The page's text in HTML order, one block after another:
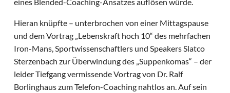
eines Blended-Coaching-Ansatzes auflösen würde.
Hieran knüpfte – unterbrochen von einer Mittagspause
und dem Vortrag „Lebenskraft hoch 10“ des mehrfachen
Iron-Mans, Sportwissenschaftlers und Speakers Slatco
Sterzenbach zur Überwindung des „Suppenkomas“ – der
leider Tiefgang vermissende Vortrag von Dr. Ralf
Borlinghaus zum Telefon-Coaching nahtlos an. Auf sein